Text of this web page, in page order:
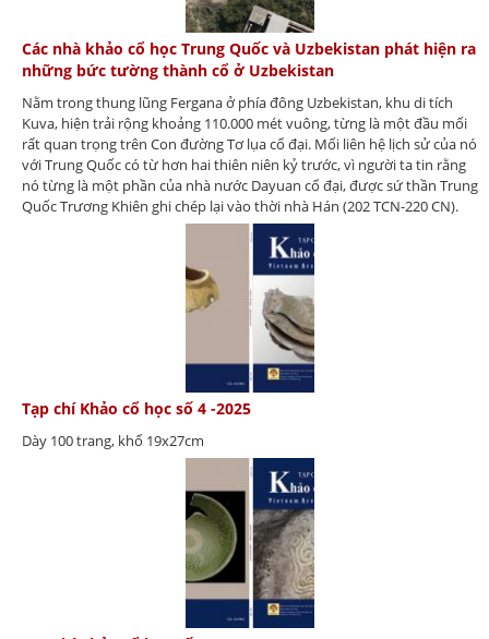
Các nhà khảo cổ học Trung Quốc và Uzbekistan phát hiện ra
những bức tường thành cổ ở Uzbekistan
Nằm trong thung lũng Fergana ở phía đông Uzbekistan, khu di tích
Kuva, hiện trải rộng khoảng 110.000 mét vuông, từng là một đầu mối
rất quan trọng trên Con đường Tơ lụa cổ đại. Mối liên hệ lịch sử của nó
với Trung Quốc có từ hơn hai thiên niên kỷ trước, vì người ta tin rằng
nó từng là một phần của nhà nước Dayuan cổ đại, được sứ thần Trung
Quốc Trương Khiên ghi chép lại vào thời nhà Hán (202 TCN-220 CN).
Tạp chí Khảo cổ học số 4 -2025
Dày 100 trang, khổ 19x27cm